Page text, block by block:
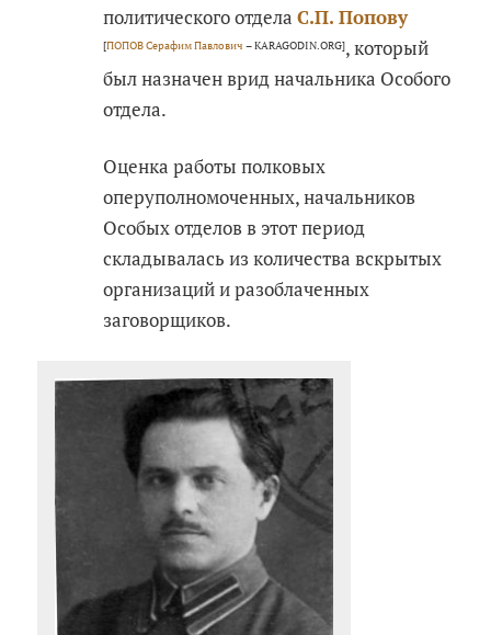
политического отделаС.П. Попову
[ПОПОВ Серафим Павлович – KARAGODIN.ORG], который
был назначен врид начальника Особого
отдела.
Оценка работы полковых
оперуполномоченных, начальников
Особых отделов в этот период
складывалась из количества вскрытых
организаций и разоблаченных
заговорщиков.